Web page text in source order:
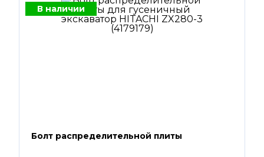
В наличии
Болт распределительной плиты